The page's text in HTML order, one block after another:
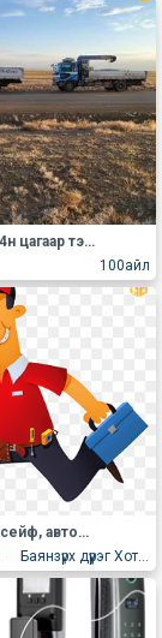
100айл
Хот хөдөөд 24н цагаар тээвэр хийнэ
Баянзүрх дүүрэг Хот дотор
Бүргэд хаалга, сейф, автомашин эвдрэлгүй онгойлгож түлхүүр тааруулна